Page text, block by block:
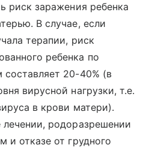
риск заражения ребенка
В случае, если
терапии, риск
ребенка по
20-40% (в
вирусной нагрузки, т.е.
в крови матери).
родоразрешении
и отказе от грудного